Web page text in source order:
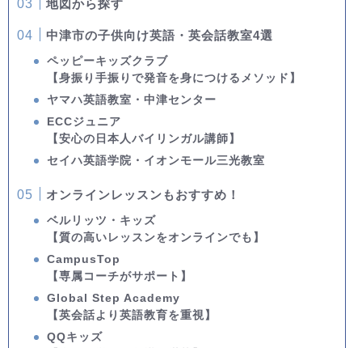
地図から探す
中津市の子供向け英語・英会話教室4選
ペッピーキッズクラブ
【身振り手振りで発音を身につけるメソッド】
ヤマハ英語教室・中津センター
ECCジュニア
【安心の日本人バイリンガル講師】
セイハ英語学院・イオンモール三光教室
オンラインレッスンもおすすめ！
ベルリッツ・キッズ
【質の高いレッスンをオンラインでも】
CampusTop
【専属コーチがサポート】
Global Step Academy
【英会話より英語教育を重視】
QQキッズ